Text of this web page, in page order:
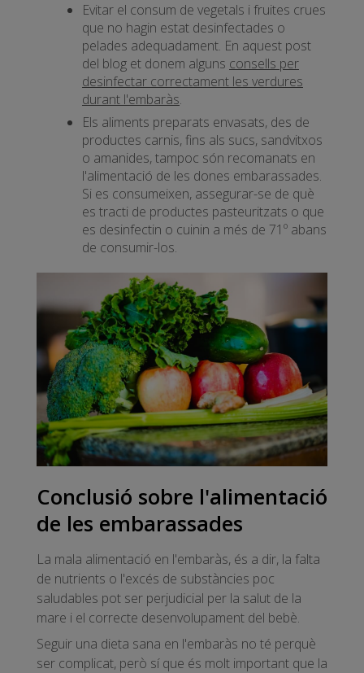
Evitar el consum de vegetals i fruites crues
que no hagin estat desinfectades o
pelades adequadament. En aquest post
del blog et donem alguns consells per
desinfectar correctament les verdures
durant l'embaràs.
Els aliments preparats envasats, des de
productes carnis, fins als sucs, sandvitxos
o amanides, tampoc són recomanats en
l'alimentació de les dones embarassades.
Si es consumeixen, assegurar-se de què
es tracti de productes pasteuritzats o que
es desinfectin o cuinin a més de 71º abans
de consumir-los.
Conclusió sobre l'alimentació
de les embarassades
La mala alimentació en l'embaràs, és a dir, la falta
de nutrients o l'excés de substàncies poc
saludables pot ser perjudicial per la salut de la
mare i el correcte desenvolupament del bebè.
Seguir una dieta sana en l'embaràs no té perquè
ser complicat, però sí que és molt important que la